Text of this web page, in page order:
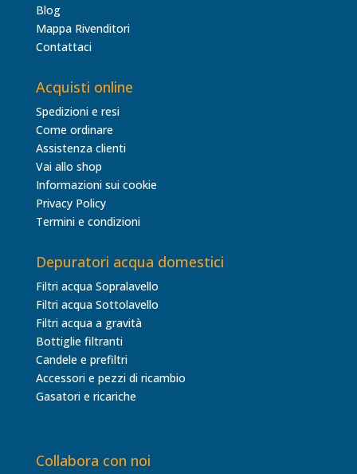
Blog
Mappa Rivenditori
Contattaci
Acquisti online
Spedizioni e resi
Come ordinare
Assistenza clienti
Vai allo shop
Informazioni sui cookie
Privacy Policy
Termini e condizioni
Depuratori acqua domestici
Filtri acqua Sopralavello
Filtri acqua Sottolavello
Filtri acqua a gravità
Bottiglie filtranti
Candele e prefiltri
Accessori e pezzi di ricambio
Gasatori e ricariche
Collabora con noi